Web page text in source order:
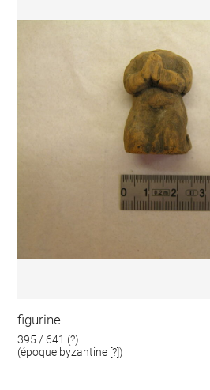
figurine
395 / 641 (?)
(époque byzantine [?])